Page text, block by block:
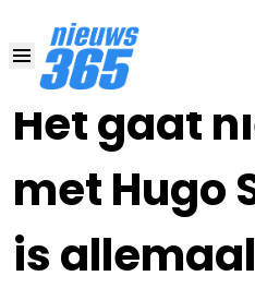
Het gaat
met Hugo
is
30 JUL 2023, 10:00